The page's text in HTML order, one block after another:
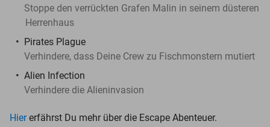
Stoppe den verrückten Grafen Malin in seinem düsteren
Herrenhaus
Pirates Plague
Verhindere, dass Deine Crew zu Fischmonstern mutiert
Alien Infection
Verhindere die Alieninvasion
Hiererfährst Du mehr über die Escape Abenteuer.